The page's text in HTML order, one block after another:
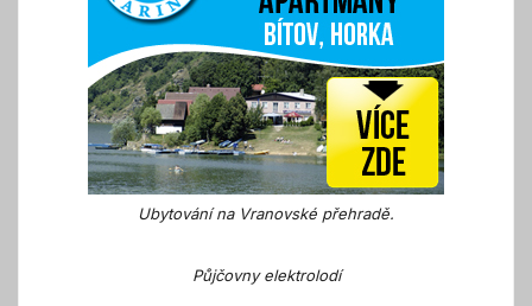
Ubytování na Vranovské přehradě.
Půjčovny elektrolodí